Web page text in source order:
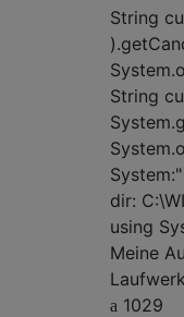
String
String
dir:
using
Meine
1029